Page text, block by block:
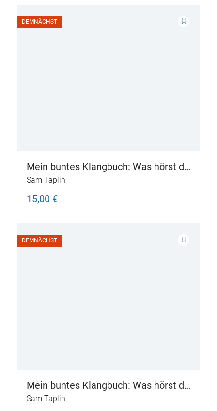
DEMNÄCHST
Mein buntes Klangbuch: Was hörst du
auf der Baustelle?
Sam Taplin
15,00 €
DEMNÄCHST
Mein buntes Klangbuch: Was hörst du
zu Hause?
Sam Taplin